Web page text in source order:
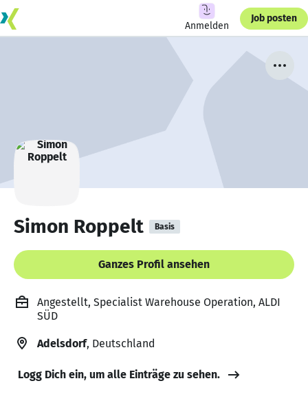
Anmelden
Job posten
Simon Roppelt Basis
Ganzes Profil ansehen
Angestellt, Specialist Warehouse Operation, ALDI
SÜD
Adelsdorf, Deutschland
Logg Dich ein, um alle Einträge zu sehen.